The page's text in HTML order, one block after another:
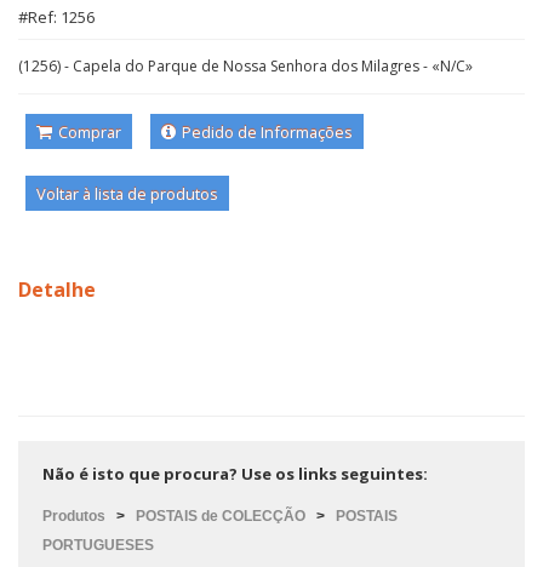
#Ref: 1256
(1256) - Capela do Parque de Nossa Senhora dos Milagres - «N/C»
Comprar Pedido de Informações
Voltar à lista de produtos
Detalhe
Não é isto que procura? Use os links seguintes:
Produtos > POSTAIS de COLECÇÃO > POSTAIS
PORTUGUESES